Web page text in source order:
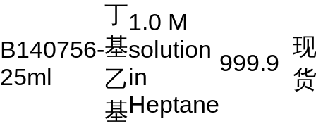
B140756-
25ml
丁
基
乙
基
1.0 M
solution
in
Heptane
999.9
现
货